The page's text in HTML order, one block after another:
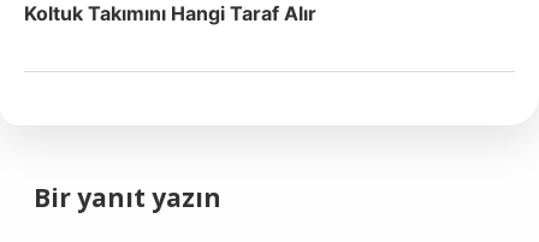
Koltuk Takımını Hangi Taraf Alır
Bir yanıt yazın